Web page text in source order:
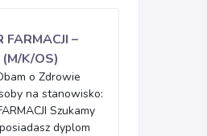
FARMACJI –
K/OS)
o Zdrowie
na stanowisko:
Szukamy
dyplom